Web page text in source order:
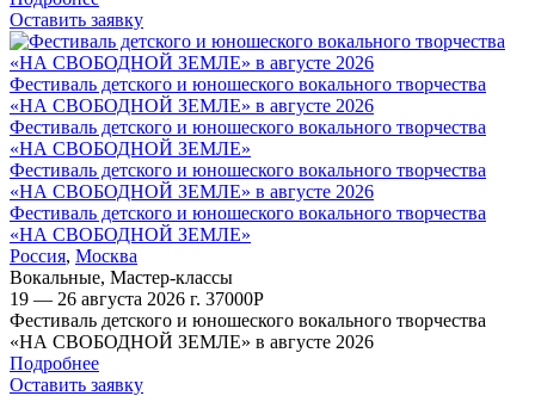
Оставить заявку
Фестиваль детского и юношеского вокального творчества
«НА СВОБОДНОЙ ЗЕМЛЕ» в августе 2026
Фестиваль детского и юношеского вокального творчества
«НА СВОБОДНОЙ ЗЕМЛЕ»
Фестиваль детского и юношеского вокального творчества
«НА СВОБОДНОЙ ЗЕМЛЕ» в августе 2026
Фестиваль детского и юношеского вокального творчества
«НА СВОБОДНОЙ ЗЕМЛЕ»
Россия, Москва
Вокальные, Мастер-классы
19 — 26 августа 2026 г. 37000Р
Фестиваль детского и юношеского вокального творчества
«НА СВОБОДНОЙ ЗЕМЛЕ» в августе 2026
Подробнее
Оставить заявку